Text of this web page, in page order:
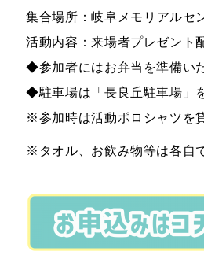
集合場所：岐阜メモリアルセ
活動内容：来場者プレゼント
◆参加者にはお弁当を準備い
◆駐車場は「長良丘駐車場」
※参加時は活動ポロシャツを
※タオル、お飲み物等は各自